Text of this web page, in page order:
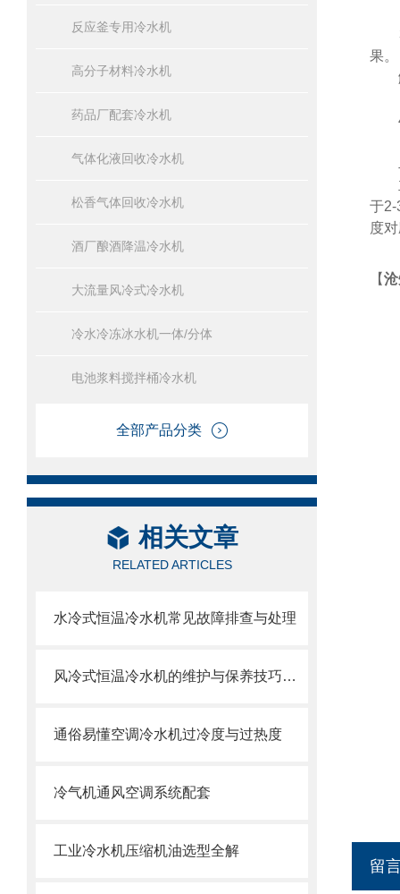
反应釜专用冷水机
高分子材料冷水机
药品厂配套冷水机
气体化液回收冷水机
松香气体回收冷水机
酒厂酿酒降温冷水机
大流量风冷式冷水机
冷水冷冻冰水机一体/分体
电池浆料搅拌桶冷水机
全部产品分类
相关文章
RELATED ARTICLES
水冷式恒温冷水机常见故障排查与处理
风冷式恒温冷水机的维护与保养技巧分析
通俗易懂空调冷水机过冷度与过热度
冷气机通风空调系统配套
工业冷水机压缩机油选型全解
3
果。
解
4
主
于2-
度
【
留